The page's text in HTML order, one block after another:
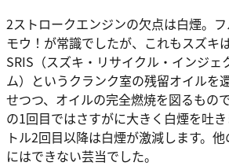
2ストロークエンジンの欠点は白煙。
モウ！が常識でしたが、これもスズキ
SRIS（スズキ・リサイクル・インジェ
ム）というクランク室の残留オイルを
せつつ、オイルの完全燃焼を図るもの
の1回目ではさすがに大きく白煙を吐
トル2回目以降は白煙が激減します。
にはできない芸当でした。